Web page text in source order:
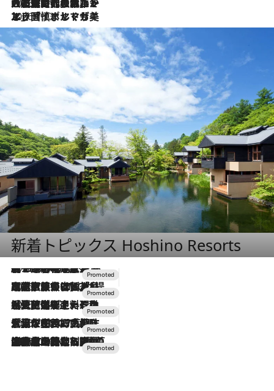
2026.7.21
大航海時代の栄華から、震災、独裁、そして革命へ。ポルトガル・首都リスボンの石畳に刻まれた「歴史の光と影」
2026.7.13
エッセイ・ヤマザキマリ「慎ましくも美しき国 ポルトガル」
新着トピックス Hoshino Resorts
2026.8.7
【トンボの足水浴】ヒノキの香りに包まれて涼感マックス！約13℃の湧水かけ流しを避暑地「星野温泉 トンボの湯」で体験
2026.7.31
【ホテル帰省】という選択肢をOMOが提案。家族とほどよい距離を保つには「昼は実家、夜は気兼ねなくホテルで！」
2026.7.24
【夏限定ディナーコース】旬を迎える稚鮎や花ズッキーニなどをイタリア・トスカーナの郷土料理の手法で満喫！
2026.7.17
「土佐和ハーブかき氷」がOMO7高知に登場！生姜、山椒、大葉など目にも舌にも涼を呼ぶ郷土の味
2026.7.10
NEW OPEN！【界 草津】名湯の地に誕生。趣の異なる2種の温泉と上州ならではの会席・蕎麦割烹など美食を味わう究極の癒やし旅